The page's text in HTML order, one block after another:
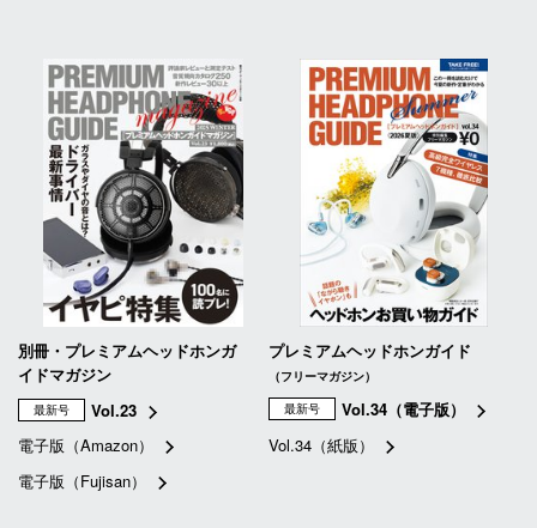
別冊・プレミアムヘッドホンガ
イドマガジン
最新号
Vol.23
電子版（Amazon）
電子版（Fujisan）
プレミアムヘッドホンガイド
（フリーマガジン）
最新号
Vol.34（電子版）
Vol.34（紙版）